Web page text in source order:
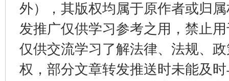
外），其版权均属于原作者或归
发推广仅供学习参考之用，禁止
仅供交流学习了解法律、法规、
权，部分文章转发推送时未能及
受贿1.44亿！段成刚被判无期 从幼